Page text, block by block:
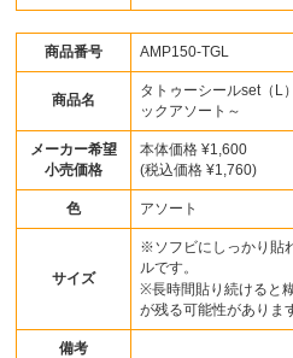
商品番号 AMP150-TGL
商品名
タトゥーシールset（L
ックアソート～
メーカー希望
小売価格
本体価格 ¥1,600
(税込価格 ¥1,760)
色 アソート
サイズ
※ソフビにしっかり貼
ルです。
※長時間貼り続けると
が残る可能性がありま
備考